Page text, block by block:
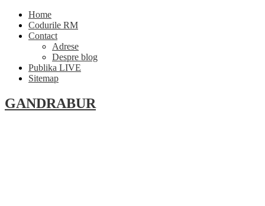
Home
Codurile RM
Contact
Adrese
Despre blog
Publika LIVE
Sitemap
GANDRABUR